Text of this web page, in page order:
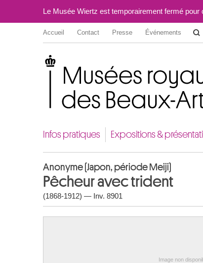
Le Musée Wiertz est temporairement fermé pour
Accueil Contact Presse Événements
Infos pratiques Expositions &
Anonyme (Japon, période Meiji)
Pêcheur avec trident
(1868-1912) — Inv. 8901
Image non